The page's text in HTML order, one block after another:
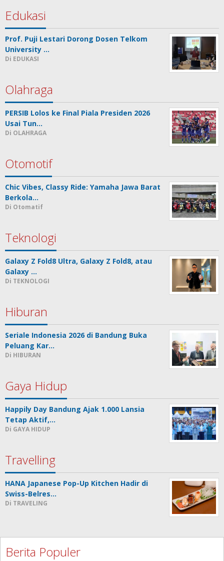
Edukasi
Prof. Puji Lestari Dorong Dosen Telkom
University …
Di EDUKASI
Olahraga
PERSIB Lolos ke Final Piala Presiden 2026
Usai Tun…
Di OLAHRAGA
Otomotif
Chic Vibes, Classy Ride: Yamaha Jawa Barat
Berkola…
Di Otomatif
Teknologi
Galaxy Z Fold8 Ultra, Galaxy Z Fold8, atau
Galaxy …
Di TEKNOLOGI
Hiburan
Seriale Indonesia 2026 di Bandung Buka
Peluang Kar…
Di HIBURAN
Gaya Hidup
Happily Day Bandung Ajak 1.000 Lansia
Tetap Aktif,…
Di GAYA HIDUP
Travelling
HANA Japanese Pop-Up Kitchen Hadir di
Swiss-Belres…
Di TRAVELING
Berita Populer